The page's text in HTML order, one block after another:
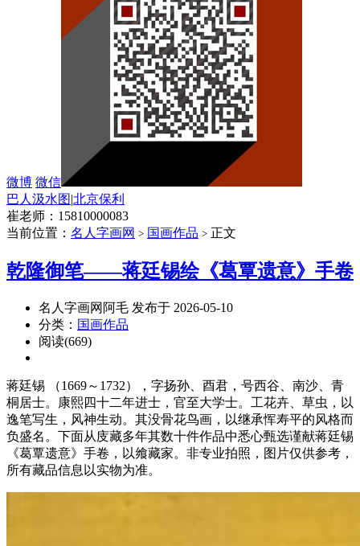
微博 微信
巴人汲水图|北京保利
崔老师：15810000083
当前位置： 名人字画网 > 国画作品 > 正文
乾隆御笔——蒋廷锡绘《葛覃遗意》手卷
名人字画网阿毛 发布于 2026-05-10
分类： 国画作品
阅读(669)
蒋廷锡 （1669～1732），字扬孙、酉君，号西谷、南沙、青
桐居士。康熙四十二年进士，官至大学士。工花卉、草虫，以
逸笔写生，风神生动。其没骨花鸟画，以继承恽寿平的风格而
负盛名。下面从庋藏多年其数十件作品中悉心甄选谨献蒋廷锡
《葛覃遗意》手卷，以飨藏家。非专业拍照，图片仅供参考，
所有藏品信息以实物为准。